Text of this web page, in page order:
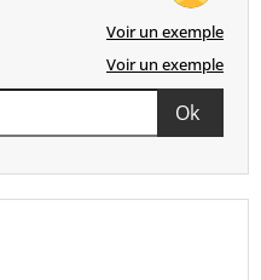
Voir un exemple
Voir un exemple